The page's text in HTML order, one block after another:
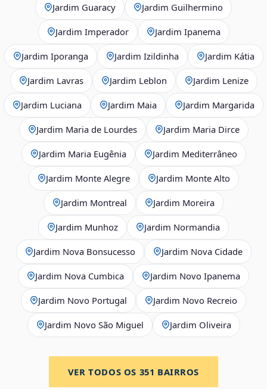
Jardim Guaracy Jardim Guilhermino
Jardim Imperador Jardim Ipanema
Jardim Iporanga Jardim Izildinha Jardim Kátia
Jardim Lavras Jardim Leblon Jardim Lenize
Jardim Luciana Jardim Maia Jardim Margarida
Jardim Maria de Lourdes Jardim Maria Dirce
Jardim Maria Eugênia Jardim Mediterrâneo
Jardim Monte Alegre Jardim Monte Alto
Jardim Montreal Jardim Moreira
Jardim Munhoz Jardim Normandia
Jardim Nova Bonsucesso Jardim Nova Cidade
Jardim Nova Cumbica Jardim Novo Ipanema
Jardim Novo Portugal Jardim Novo Recreio
Jardim Novo São Miguel Jardim Oliveira
VER TODOS OS 351 BAIRROS